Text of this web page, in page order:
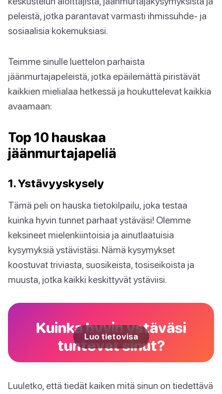
peleistä, jotka parantavat varmasti ihmissuhde- ja
sosiaalisia kokemuksiasi.
Teimme sinulle luettelon parhaista
jäänmurtajapeleistä, jotka epäilemättä piristävät
kaikkien mielialaa hetkessä ja houkuttelevat kaikkia
avaamaan:
Top 10 hauskaa
jäänmurtajapeliä
1. Ystävyyskysely
Tämä peli on hauska tietokilpailu, joka testaa
kuinka hyvin tunnet parhaat ystäväsi! Olemme
keksineet mielenkiintoisia ja ainutlaatuisia
kysymyksiä ystävistäsi. Nämä kysymykset
koostuvat triviasta, suosikeista, tosiseikoista ja
muusta, jotka kaikki keskittyvät ystäviisi.
Kuinka hyvin ystäväsi
tuntevat sinut?
Luo tietovisa
Luuletko, että tiedät kaiken mitä sinun on tiedettävä